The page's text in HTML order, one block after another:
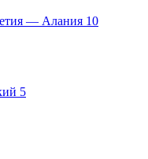
— Алания 10
5